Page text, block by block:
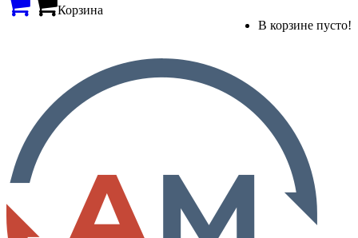
Корзина
В корзине пусто!